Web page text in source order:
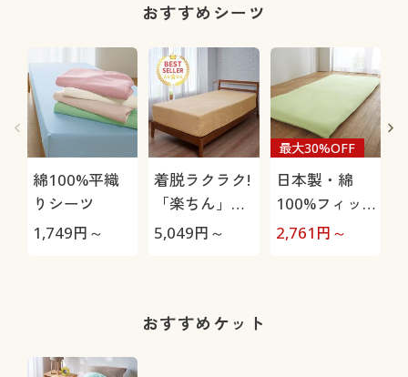
おすすめシーツ
綿100%平織
りシーツ
1,749円～
着脱ラクラク!
「楽ちん」の
びのびタオル
5,049円～
日本製・綿
100%フィッ
トシーツ(無
最大30%OFF
2,761 円～
おすすめケット